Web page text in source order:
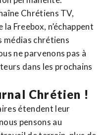
Chrétiens TV,
Freebox, n’échappent
médias chrétiens
ne parvenons pas à
dans les prochains
Chrétien !
étendent leur
pensons au